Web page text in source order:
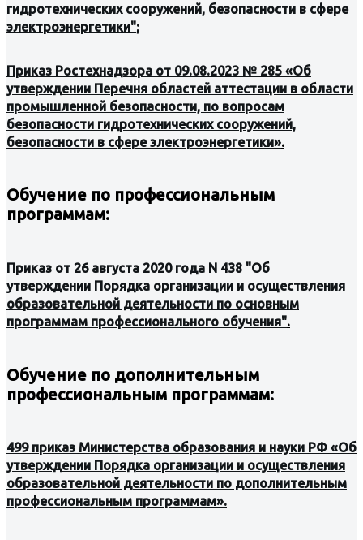
гидротехнических сооружений, безопасности в сфере
электроэнергетики";
Приказ Ростехнадзора от 09.08.2023 № 285 «Об
утверждении Перечня областей аттестации в области
промышленной безопасности, по вопросам
безопасности гидротехнических сооружений,
безопасности в сфере электроэнергетики».
Обучение по профессиональным
программам:
Приказ от 26 августа 2020 года N 438 "Об
утверждении Порядка организации и осуществления
образовательной деятельности по основным
программам профессионального обучения".
Обучение по дополнительным
профессиональным программам:
499 приказ Министерства образования и науки РФ «Об
утверждении Порядка организации и осуществления
образовательной деятельности по дополнительным
профессиональным программам».